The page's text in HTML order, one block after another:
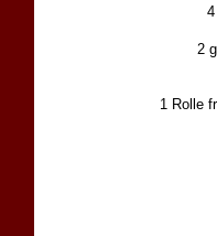
2
1 Rolle